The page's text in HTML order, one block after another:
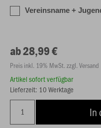
Vereinsname +
ab 28,99 €
Preis inkl. 19% MwSt. zzgl. Versand
Artikel sofort verfügbar
Lieferzeit: 10 Werktage
In